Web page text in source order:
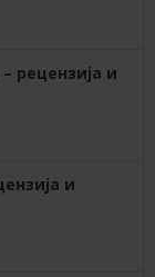
рецензија и
и